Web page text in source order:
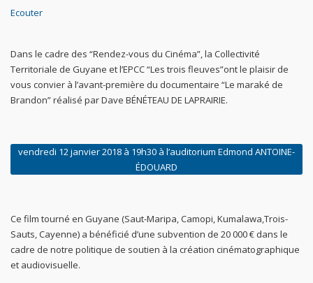
Ecouter
Dans le cadre des “Rendez-vous du Cinéma”, la Collectivité
Territoriale de Guyane et l’EPCC “Les trois fleuves”ont le plaisir de
vous convier à l’avant-première du documentaire “Le maraké de
Brandon” réalisé par Dave BÉNÉTEAU DE LAPRAIRIE.
vendredi 12 janvier 2018 à 19h30 à l’auditorium Edmond ANTOINE-
ÉDOUARD
Ce film tourné en Guyane (Saut-Maripa, Camopi, Kumalawa,Trois-
Sauts, Cayenne) a bénéficié d’une subvention de 20 000 € dans le
cadre de notre politique de soutien à la création cinématographique
et audiovisuelle.